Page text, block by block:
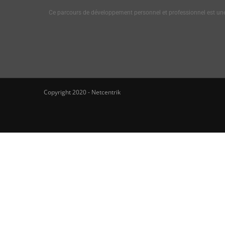
Ce parcours de développement personnel et professionnel est
Copyright 2020 - Netcentrik